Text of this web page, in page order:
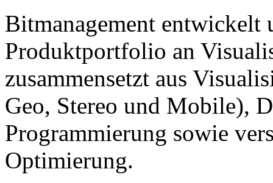
Bitmanagement entwickelt
Produktportfolio an
zusammensetzt aus
Geo, Stereo und Mobile),
Programmierung sowie
Optimierung.